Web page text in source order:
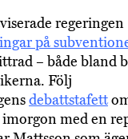
regeringen
på
– både bland
Följ
debattstafett
med en